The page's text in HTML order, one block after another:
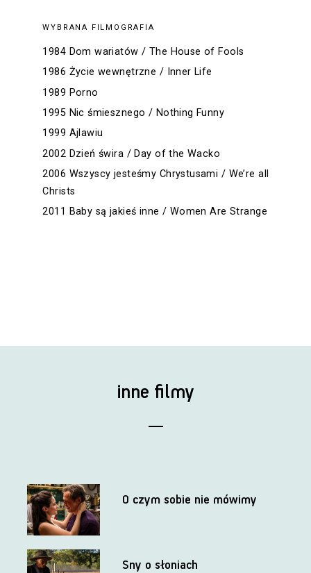
WYBRANA FILMOGRAFIA
1984 Dom wariatów / The House of Fools
1986 Życie wewnętrzne / Inner Life
1989 Porno
1995 Nic śmiesznego / Nothing Funny
1999 Ajlawiu
2002 Dzień świra / Day of the Wacko
2006 Wszyscy jesteśmy Chrystusami / We’re all
Christs
2011 Baby są jakieś inne / Women Are Strange
inne filmy
O czym sobie nie mówimy
Sny o słoniach